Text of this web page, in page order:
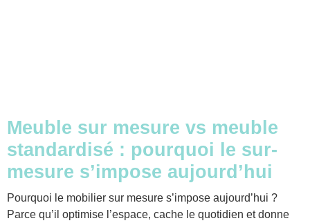
Meuble sur mesure vs meuble
standardisé : pourquoi le sur-
mesure s’impose aujourd’hui
Pourquoi le mobilier sur mesure s’impose aujourd’hui ?
Parce qu’il optimise l’espace, cache le quotidien et donne